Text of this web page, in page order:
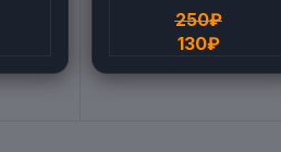
250₽
130₽